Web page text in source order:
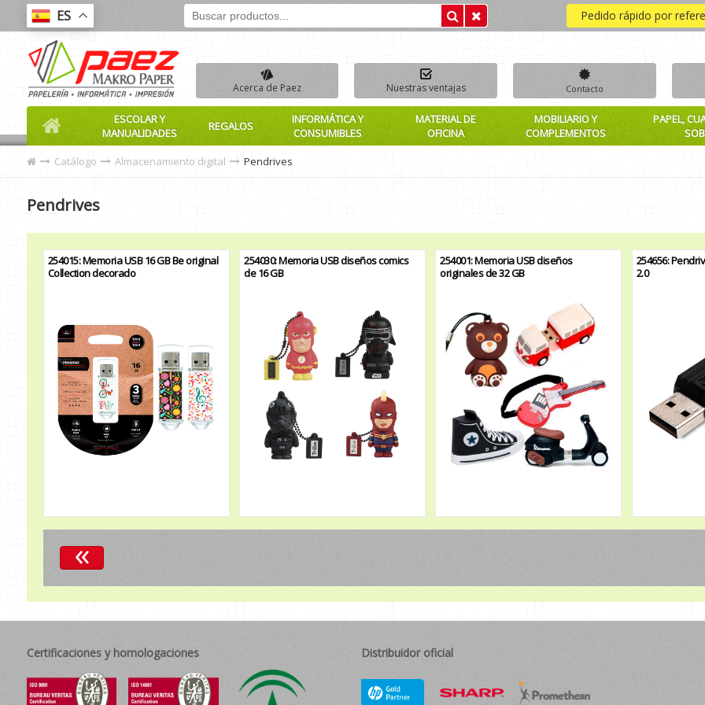
ES Pedido rápido por
Acerca de Paez Nuestras ventajas Contacto
ESCOLAR Y
MANUALIDADES
REGALOS
INFORMÁTICA Y
CONSUMIBLES
MATERIAL DE
OFICINA
MOBILIARIO Y
COMPLEMENTOS
PAPEL,
Catálogo
Almacenamiento digital Pendrives
Pendrives
254015: Memoria USB 16 GB Be original
Collection decorado
254030: Memoria USB diseños comics
de 16 GB
254001: Memoria USB diseños
originales de 32 GB
254656:
2.0
«
Certificaciones y homologaciones Distribuidor oficial